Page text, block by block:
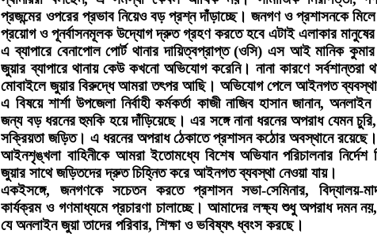
প্রজন্মের ওপরের প্রভাব নিয়েও বড় প্রশ্ন দাঁড়াচ্ছে। জনগণ ও প্রশাসনকে
প্রয়োগ ও পূনর্বাসনমূলক উদ্যোগ দ্রুত গ্রহণ করতে হবে এটাই এলাকার মানুষের
এ ব্যাপারে বেনাপোল পোর্ট থানার দায়িত্বপ্রাপ্ত (ওসি) এস আই মানিক
জুয়ার ব্যাপারে থানায় কেউ কখনো অভিযোগ করেনি। নানা কারণে
মোবাইলে জুয়ার বিরুদ্ধে আমরা তৎপর আছি। অভিযোগ পেলে আইনগত
এ বিষয়ে শার্শা উপজেলা নির্বাহী কর্মকর্তা কাজী নাজিব হাসান জানান,
জন্য বড় ধরনের হুমকি হয়ে দাঁড়িয়েছে। এর সঙ্গে নানা ধরনের অপরাধ যেমন
সক্রিয়তা জড়িত। এ ধরনের অপরাধ ঠেকাতে প্রশাসন কঠোর অবস্থানে রয়েছে।
আইনশৃঙ্খলা বাহিনীকে আমরা ইতোমধ্যে বিশেষ অভিযান পরিচালনার নির্দেশ
জুয়ার সাথে জড়িতদের দ্রুত চিহ্নিত করে আইনগত ব্যবস্থা নেওয়া যায়।
একইসঙ্গে, জনগণকে সচেতন করতে প্রশাসন সভা-সেমিনার, বিদ্যালয়-
কার্যক্রম ও গণমাধ্যমে প্রচারণা চালাচ্ছে। আমাদের লক্ষ্য শুধু অপরাধ দমন
যে অনলাইন জুয়া তাদের পরিবার, শিক্ষা ও ভবিষ্যৎ ধ্বংস করছে।